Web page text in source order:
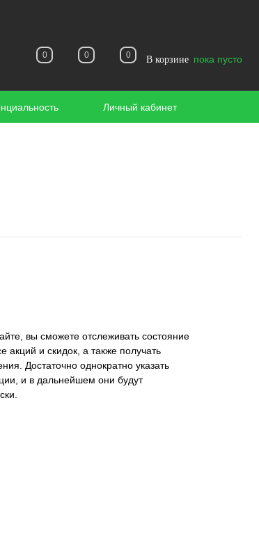
0 0 0 В корзине пока пусто
Личный кабинет
вы сможете отслеживать состояние
акций и скидок, а также получать
Достаточно однократно указать
и в дальнейшем они будут